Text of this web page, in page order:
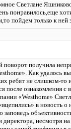
Светлане
понравилось,еще
пойдем только к ней
получила
Как удалось
ребят не слишком-то
после ознакомления
«Westhome»
в новость
заповедь
директора, несмотря